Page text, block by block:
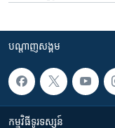
បណ្តាញ​សង្គម
កម្មវិធី​ទូរទស្សន៍